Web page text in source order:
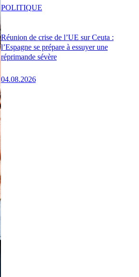
Réunion de crise de l’UE sur Ceuta :
l’Espagne se prépare à essuyer une
réprimande sévère
04.08.2026
POLITIQUE